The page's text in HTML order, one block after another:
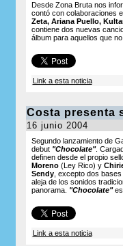
Desde Zona Bruta nos
contó con colaboraciones
Zeta, Ariana Puello,
contiene dos nuevas
álbum para aquellos que
Link a esta noticia
Costa presenta
16 junio 2004
Segundo lanzamiento de
debut "Chocolate".
definen desde el propio
Moreno(Ley Rico) y
Sendy, excepto dos
aleja de los sonidos
panorama. "Chocolate"
Link a esta noticia